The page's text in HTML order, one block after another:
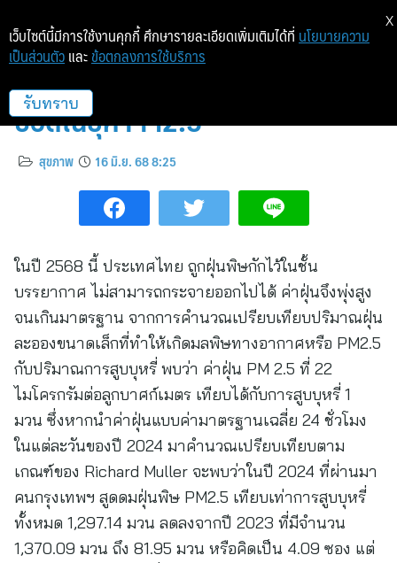
คำแนะนำการตรวจคัดกรองมะเร็ง
ปอดในยุค PM2.5
สุขภาพ 16 มิ.ย. 68 8:25
ในปี 2568 นี้ ประเทศไทย ถูกฝุ่นพิษกักไว้ในชั้น
บรรยากาศ ไม่สามารถกระจายออกไปได้ ค่าฝุ่นจึงพุ่งสูง
จนเกินมาตรฐาน จากการคำนวณเปรียบเทียบปริมาณฝุ่น
ละอองขนาดเล็กที่ทำให้เกิดมลพิษทางอากาศหรือ PM2.5
กับปริมาณการสูบบุหรี่ พบว่า ค่าฝุ่น PM 2.5 ที่ 22
ไมโครกรัมต่อลูกบาศก์เมตร เทียบได้กับการสูบบุหรี่ 1
มวน ซึ่งหากนำค่าฝุ่นแบบค่ามาตรฐานเฉลี่ย 24 ชั่วโมง
ในแต่ละวันของปี 2024 มาคำนวณเปรียบเทียบตาม
เกณฑ์ของ Richard Muller จะพบว่าในปี 2024 ที่ผ่านมา
คนกรุงเทพฯ สูดดมฝุ่นพิษ PM2.5 เทียบเท่าการสูบบุหรี่
ทั้งหมด 1,297.14 มวน ลดลงจากปี 2023 ที่มีจำนวน
1,370.09 มวน ถึง 81.95 มวน หรือคิดเป็น 4.09 ซอง แต่
เว็บไซต์นี้มีการใช้งานคุกกี้ ศึกษารายละเอียดเพิ่มเติมได้ที่ นโยบายความ
เป็นส่วนตัว และ ข้อตกลงการใช้บริการ
รับทราบ
X